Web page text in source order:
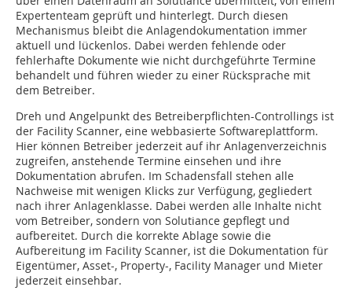
Expertenteam geprüft und hinterlegt. Durch diesen
Mechanismus bleibt die Anlagendokumentation immer
aktuell und lückenlos. Dabei werden fehlende oder
fehlerhafte Dokumente wie nicht durchgeführte Termine
behandelt und führen wieder zu einer Rücksprache mit
dem Betreiber.
Dreh und Angelpunkt des Betreiberpflichten-Controllings ist
der Facility Scanner, eine webbasierte Softwareplattform.
Hier können Betreiber jederzeit auf ihr Anlagenverzeichnis
zugreifen, anstehende Termine einsehen und ihre
Dokumentation abrufen. Im Schadensfall stehen alle
Nachweise mit wenigen Klicks zur Verfügung, gegliedert
nach ihrer Anlagenklasse. Dabei werden alle Inhalte nicht
vom Betreiber, sondern von Solutiance gepflegt und
aufbereitet. Durch die korrekte Ablage sowie die
Aufbereitung im Facility Scanner, ist die Dokumentation für
Eigentümer, Asset-, Property-, Facility Manager und Mieter
jederzeit einsehbar.